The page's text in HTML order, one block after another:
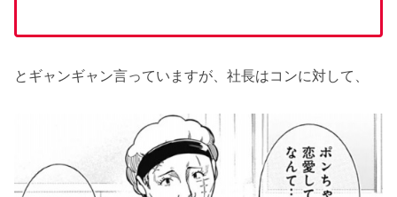
とギャンギャン言っていますが、社長はコンに対して、